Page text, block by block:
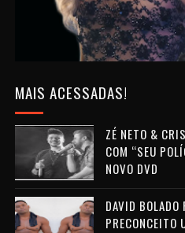
MAIS ACESSADAS!
ZÉ NETO &
COM “SEU
NOVO DVD
DAVID BOLADO
PRECONCEITO